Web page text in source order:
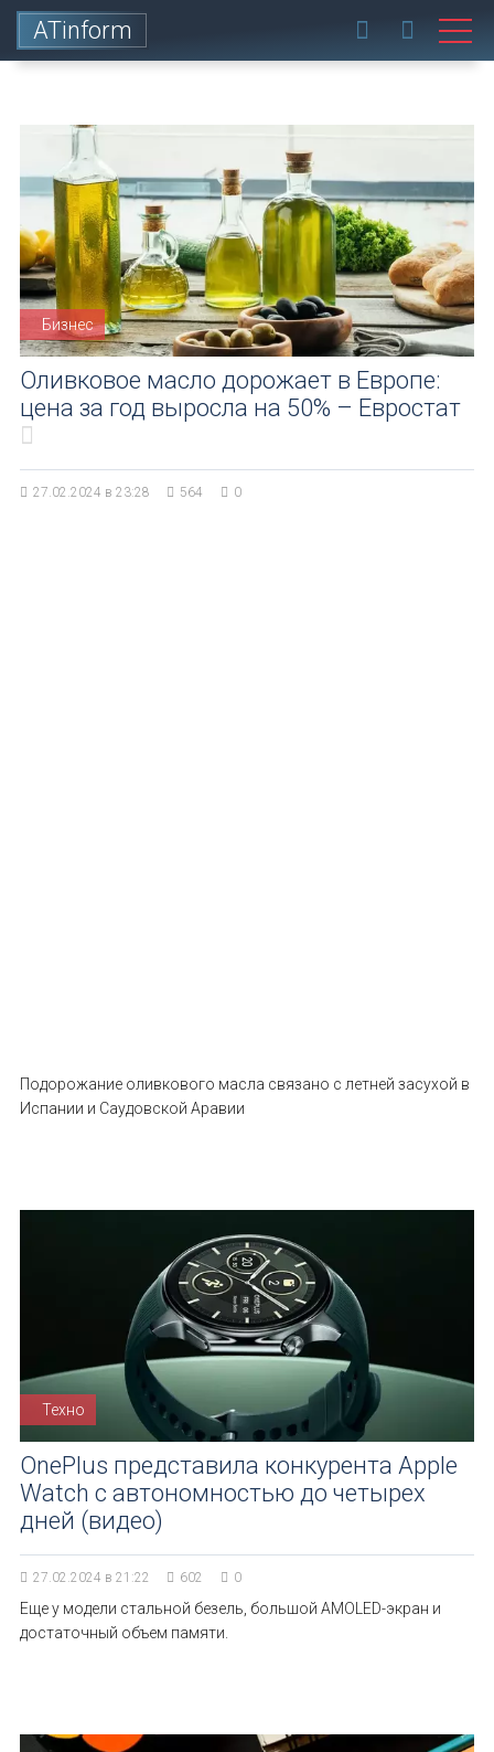
ATinform
Бизнес
Оливковое масло дорожает в Европе:
цена за год выросла на 50% – Евростат
27.02.2024 в 23:28 564 0
Подорожание оливкового масла связано с летней засухой в
Испании и Саудовской Аравии
Техно
OnePlus представила конкурента Apple
Watch с автономностью до четырех
дней (видео)
27.02.2024 в 21:22 602 0
Еще у модели стальной безель, большой AMOLED-экран и
достаточный объем памяти.